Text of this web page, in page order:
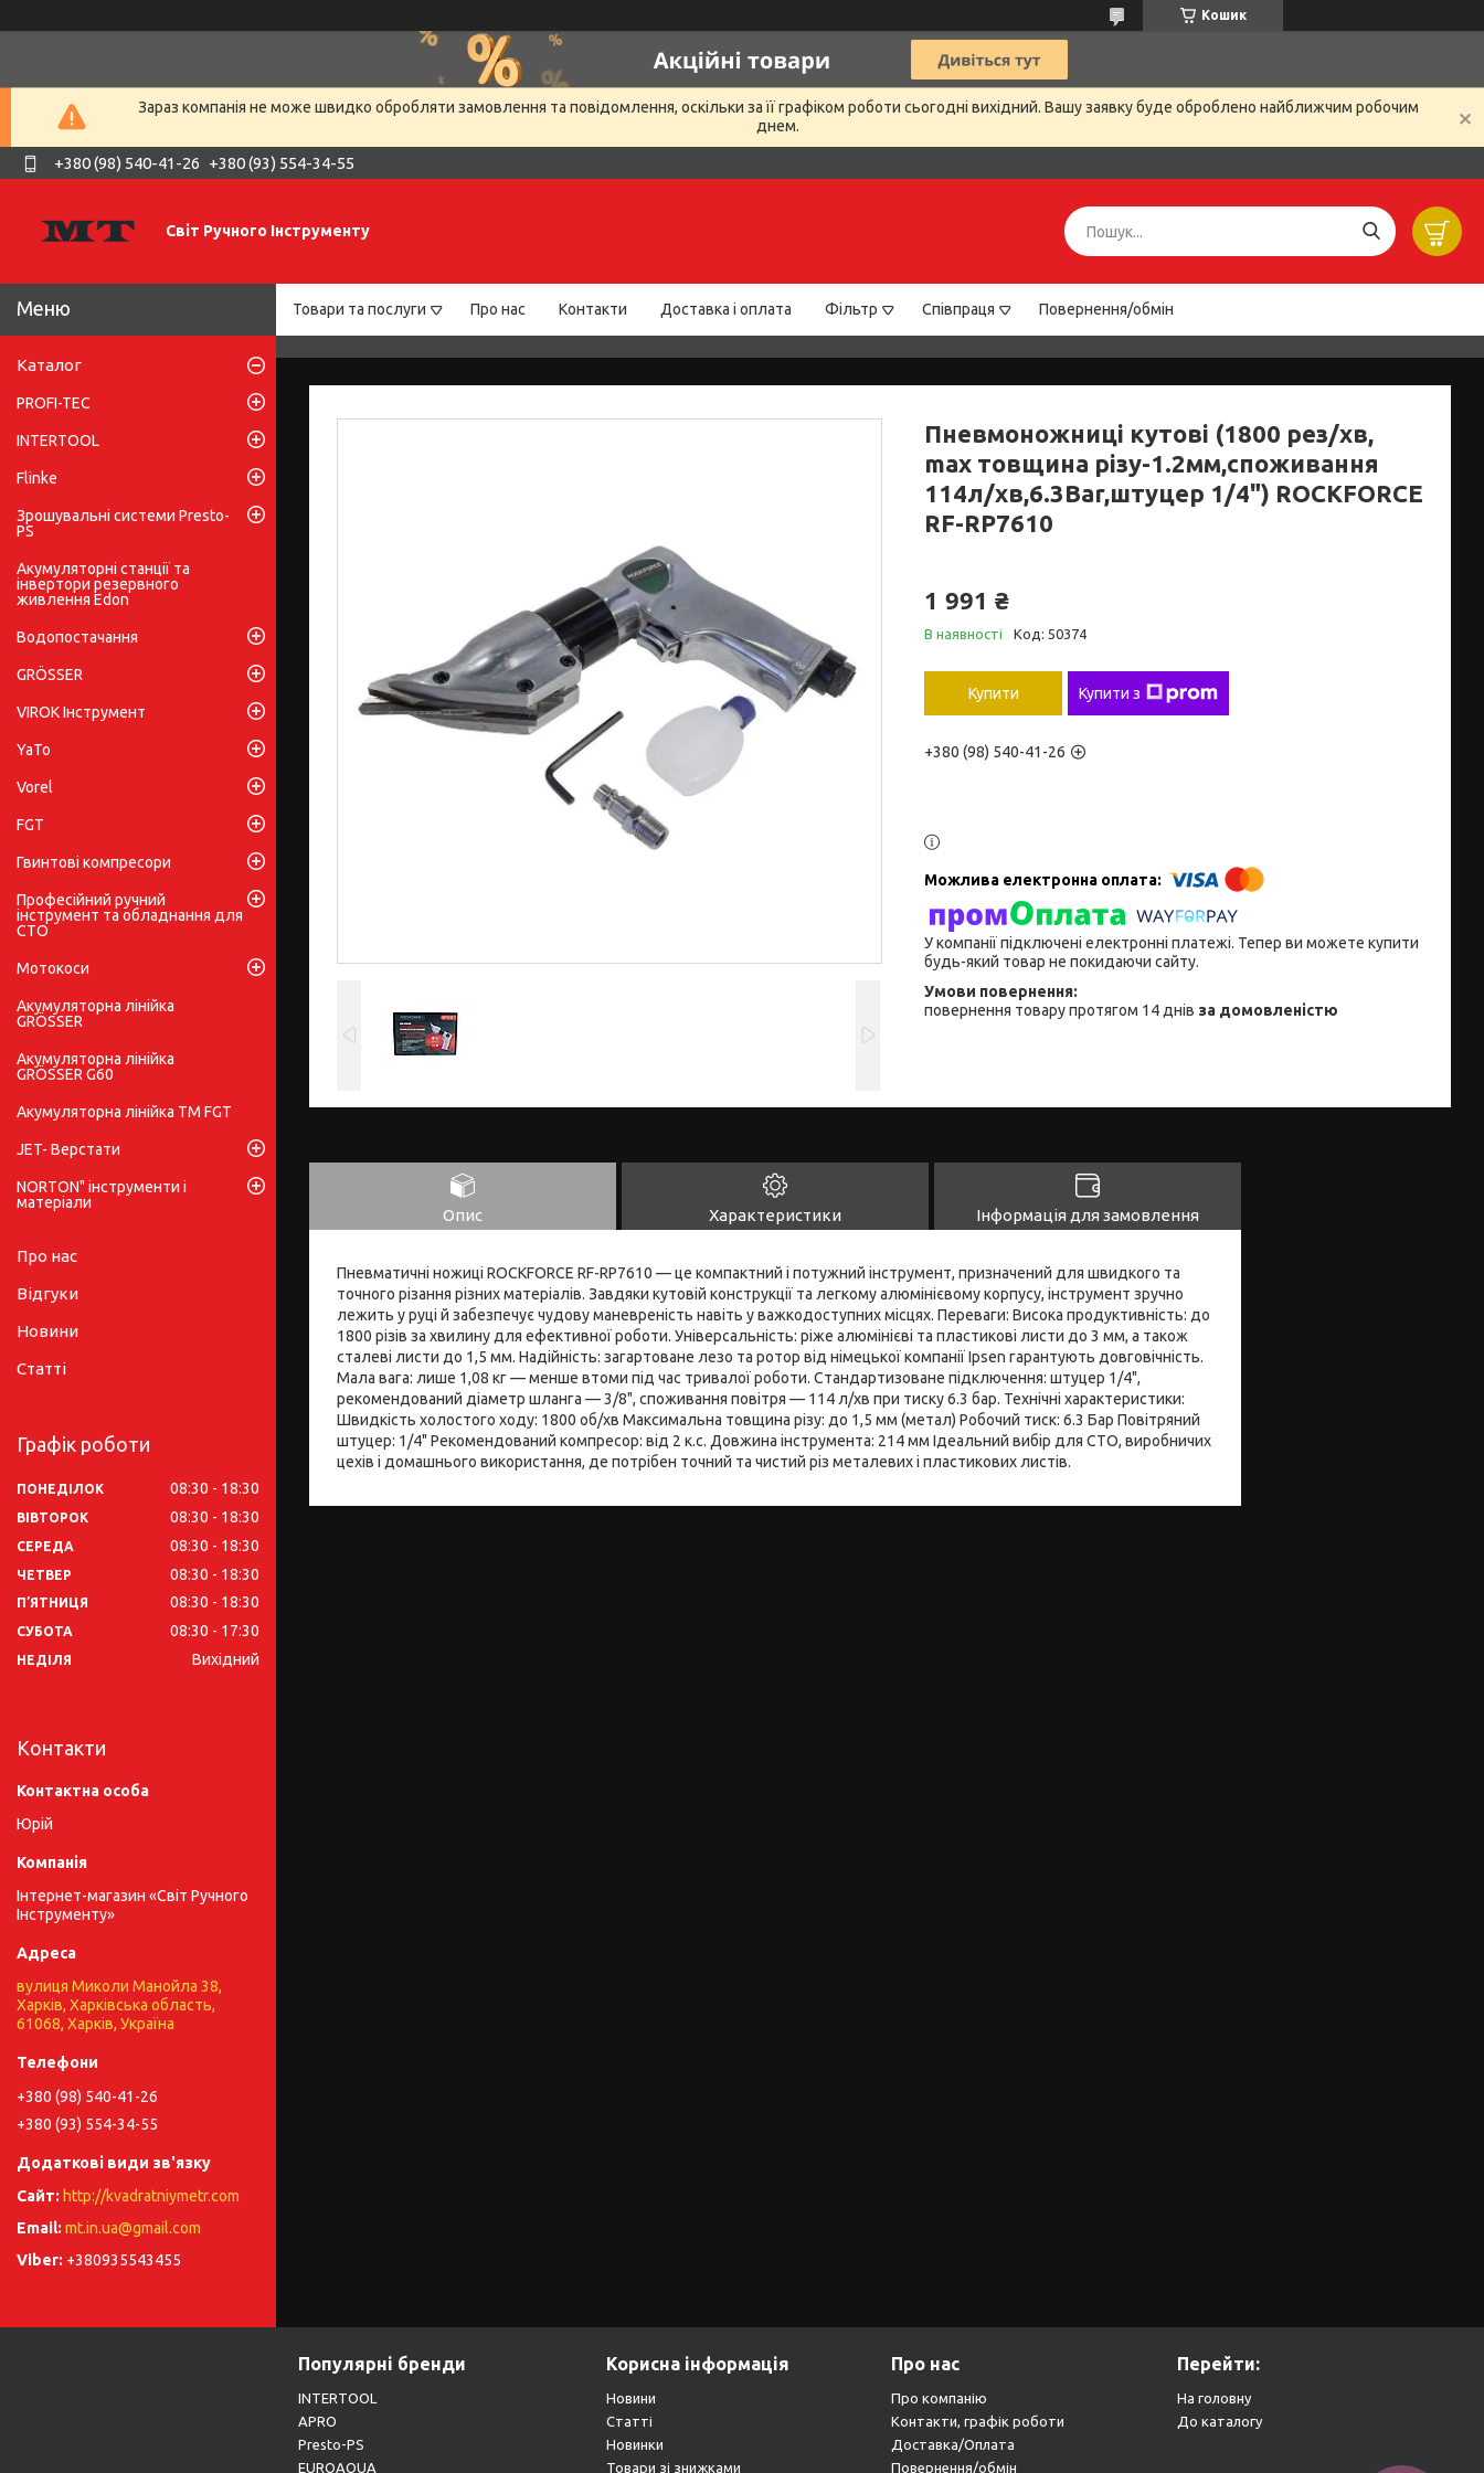
Кошик
Зараз компанія не може швидко обробляти замовлення та повідомлення, оскільки за її графіком роботи сьогодні вихідний. Вашу заявку буде оброблено найближчим робочим
днем.
+380 (98) 540-41-26 +380 (93) 554-34-55
Світ Ручного Інструменту
Товари та послуги Про нас Контакти Доставка і оплата Фільтр Співпраця Повернення/обмін
Пневмоножниці кутові (1800 рез/хв,
max товщина різу-1.2мм,споживання
114л/хв,6.3Bar,штуцер 1/4") ROCKFORCE
RF-RP7610
1 991 ₴
В наявності Код: 50374
Купити Купити з
+380 (98) 540-41-26
У компанії підключені електронні платежі. Тепер ви можете купити
будь-який товар не покидаючи сайту.
повернення товару протягом 14 днів за домовленістю
Опис Характеристики Інформація для замовлення
Пневматичні ножиці ROCKFORCE RF-RP7610 — це компактний і потужний інструмент, призначений для швидкого та
точного різання різних матеріалів. Завдяки кутовій конструкції та легкому алюмінієвому корпусу, інструмент зручно
лежить у руці й забезпечує чудову маневреність навіть у важкодоступних місцях. Переваги: Висока продуктивність: до
1800 різів за хвилину для ефективної роботи. Універсальність: ріже алюмінієві та пластикові листи до 3 мм, а також
сталеві листи до 1,5 мм. Надійність: загартоване лезо та ротор від німецької компанії Ipsen гарантують довговічність.
Мала вага: лише 1,08 кг — менше втоми під час тривалої роботи. Стандартизоване підключення: штуцер 1/4",
рекомендований діаметр шланга — 3/8", споживання повітря — 114 л/хв при тиску 6.3 бар. Технічні характеристики:
Швидкість холостого ходу: 1800 об/хв Максимальна товщина різу: до 1,5 мм (метал) Робочий тиск: 6.3 Бар Повітряний
штуцер: 1/4" Рекомендований компресор: від 2 к.с. Довжина інструмента: 214 мм Ідеальний вибір для СТО, виробничих
цехів і домашнього використання, де потрібен точний та чистий різ металевих і пластикових листів.
Каталог
PROFI-TEC
INTERTOOL
Flinke
Зрошувальні системи Presto-
PS
Акумуляторні станції та
інвертори резервного
живлення Edon
Водопостачання
GRÖSSER
VIROK Інструмент
YaTo
Vorel
FGT
Гвинтові компресори
Професійний ручний
інструмент та обладнання для
СТО
Мотокоси
Акумуляторна лінійка
GRÖSSER
Акумуляторна лінійка
GRÖSSER G60
Акумуляторна лінійка ТМ FGT
JET- Верстати
NORTON" інструменти і
матеріали
Про нас
Відгуки
Новини
Статті
Графік роботи
ПОНЕДІЛОК 08:30 18:30
ВІВТОРОК 08:30 18:30
СЕРЕДА 08:30 18:30
ЧЕТВЕР 08:30 18:30
ПʼЯТНИЦЯ 08:30 18:30
СУБОТА 08:30 17:30
НЕДІЛЯ Вихідний
Контакти
Юрій
Інтернет-магазин «Світ Ручного
Інструменту»
вулиця Миколи Манойла 38,
Харків, Харківська область,
61068, Харків, Україна
+380 (98) 540-41-26
+380 (93) 554-34-55
http://kvadratniymetr.com
mt.in.ua@gmail.com
+380935543455
Популярні бренди
INTERTOOL
APRO
Presto-PS
EUROAQUA
Корисна інформація
Новини
Статті
Новинки
Товари зі знижками
Про нас
Про компанію
Контакти, графік роботи
Доставка/Оплата
Повернення/обмін
Перейти:
На головну
До каталогу